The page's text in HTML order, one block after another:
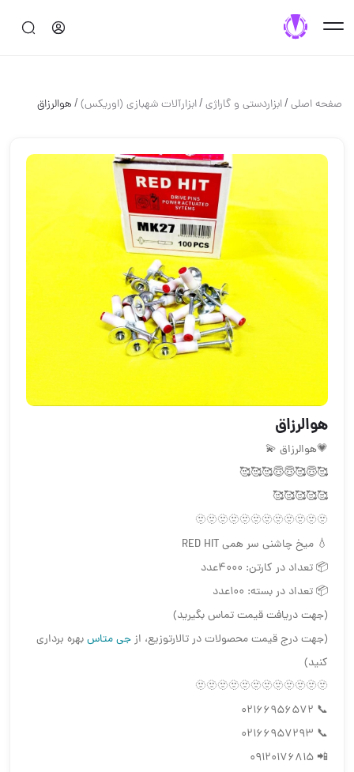
صفحه اصلی/ابزاردستی و گاراژی/ابزارآلات شهبازی (اوریکس)/هوالرزاق
هوالرزاق
💗هوالرزاق 💫
🥰😇🥰😇😇🥰🥰🥰
🥰🥰🥰🥰🥰
🫥🫥🫥🫥🫥🫥🫥🫥🫥🫥🫥🫥
💧 میخ چاشنی سر همی RED HIT
📦 تعداد در کارتن: ۴۰۰۰عدد
📦 تعداد در بسته: ۱۰۰عدد
(جهت دریافت قیمت تماس بگیرید)
(جهت درج قیمت محصولات در تالارتوزیع، ازجی متاسبهره برداری
کنید)
🫥🫥🫥🫥🫥🫥🫥🫥🫥🫥🫥🫥
📞 02166956572
📞 02166957293
📲 09120176815